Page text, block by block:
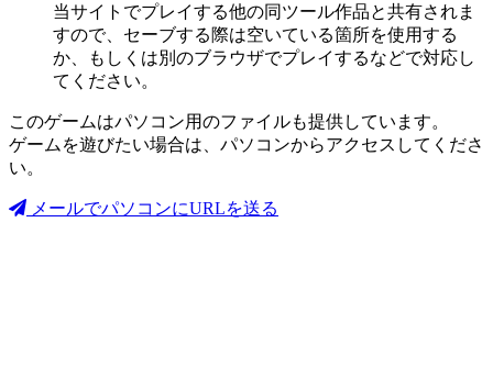
当サイトでプレイする他の同ツール作品と共有されま
すので、セーブする際は空いている箇所を使用する
か、もしくは別のブラウザでプレイするなどで対応し
てください。
このゲームはパソコン用のファイルも提供しています。
ゲームを遊びたい場合は、パソコンからアクセスしてくださ
い。
メールでパソコンにURLを送る